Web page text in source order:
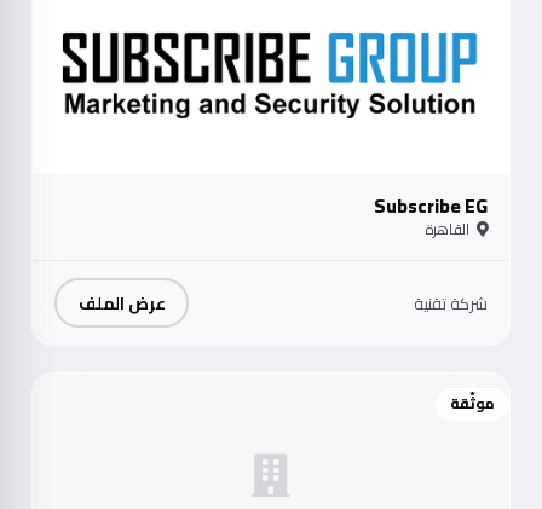
Subscribe EG
القاهرة
شركة تقنية عرض الملف
موثّقة